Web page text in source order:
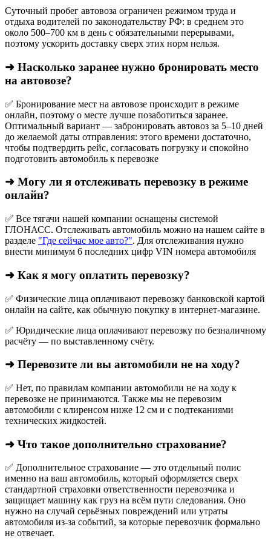
Суточный пробег автовоза ограничен режимом труда и
отдыха водителей по законодательству РФ: в среднем это
около 500–700 км в день с обязательными перерывами,
поэтому ускорить доставку сверх этих норм нельзя.
➜ Насколько заранее нужно бронировать место
на автовозе?
✅ Бронирование мест на автовозе происходит в режиме
онлайн, поэтому о месте лучше позаботиться заранее.
Оптимальный вариант — забронировать автовоз за 5–10 дней
до желаемой даты отправления: этого времени достаточно,
чтобы подтвердить рейс, согласовать погрузку и спокойно
подготовить автомобиль к перевозке
➜ Могу ли я отслеживать перевозку в режиме
онлайн?
✅ Все тягачи нашей компании оснащены системой
ГЛОНАСС. Отслеживать автомобиль можно на нашем сайте в
разделе "Где сейчас мое авто?". Для отслеживания нужно
внести минимум 6 последних цифр VIN номера автомобиля
➜ Как я могу оплатить перевозку?
✅ Физические лица оплачивают перевозку банковской картой
онлайн на сайте, как обычную покупку в интернет‑магазине.
✅ Юридические лица оплачивают перевозку по безналичному
расчёту — по выставленному счёту.
➜ Перевозите ли вы автомобили не на ходу?
✅ Нет, по правилам компании автомобили не на ходу к
перевозке не принимаются. Также мы не перевозим
автомобили с клиренсом ниже 12 см и с подтеканиями
технических жидкостей.
➜ Что такое дополнительно страхование?
✅ Дополнительное страхование — это отдельный полис
именно на ваш автомобиль, который оформляется сверх
стандартной страховки ответственности перевозчика и
защищает машину как груз на всём пути следования. Оно
нужно на случай серьёзных повреждений или утраты
автомобиля из‑за событий, за которые перевозчик формально
не отвечает.​